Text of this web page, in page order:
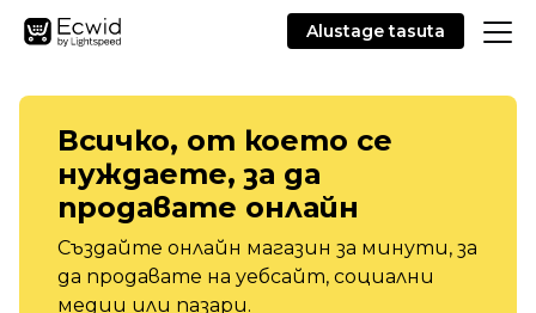
Alustage tasuta
Всичко, от което се
нуждаете, за да
продавате онлайн
Създайте онлайн магазин за минути, за
да продавате на уебсайт, социални
медии или пазари.